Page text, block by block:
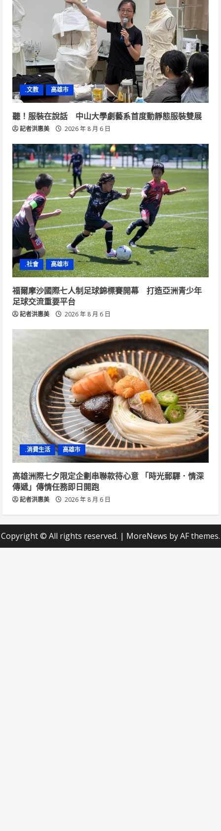
.文教 高雄市
聽！服裝在說話 中山大學劇藝系首度動靜態服裝雙展
記者洪惠美 2026 年 8 月 6 日
.社會 高雄市
福爾摩沙國際七人制足球錦標賽開幕 打造亞洲青少年
足球交流重要平台
記者洪惠美 2026 年 8 月 6 日
.消費生活 高雄市
高雄洲際七夕限定企劃串聯款待心意 「時光郵驛．情深
傳遞」傳情任務即日開跑
記者洪惠美 2026 年 8 月 6 日
Copyright © All rights reserved. | MoreNews by AF themes.